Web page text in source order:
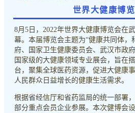
世界大健康博
8月5日，2022年世界大健康博览会在
幕。本届博览会主题为“健康共同体，
府、国家卫生健康委员会、武汉市政
国家级的大健康领域专业展会，旨在
台，聚集全球医药资源，促进大健康
人民群众日益增长的健康生活需求。
根据省经信厅和省药监局的统一部署
部分重点会员企业参展。本次健博会